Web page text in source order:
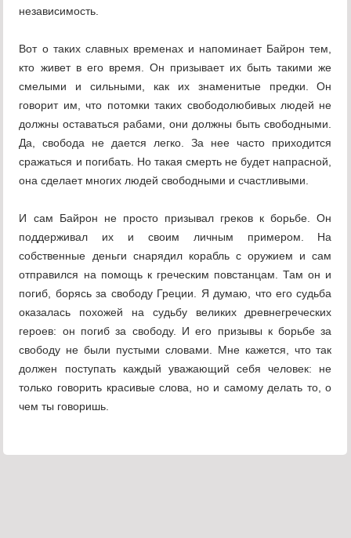
независимость.
Вот о таких славных временах и напоминает Байрон тем,
кто живет в его время. Он призывает их быть такими же
смелыми и сильными, как их знаменитые предки. Он
говорит им, что потомки таких свободолюбивых людей не
должны оставаться рабами, они должны быть свободными.
Да, свобода не дается легко. За нее часто приходится
сражаться и погибать. Но такая смерть не будет напрасной,
она сделает многих людей свободными и счастливыми.
И сам Байрон не просто призывал греков к борьбе. Он
поддерживал их и своим личным примером. На
собственные деньги снарядил корабль с оружием и сам
отправился на помощь к греческим повстанцам. Там он и
погиб, борясь за свободу Греции. Я думаю, что его судьба
оказалась похожей на судьбу великих древнегреческих
героев: он погиб за свободу. И его призывы к борьбе за
свободу не были пустыми словами. Мне кажется, что так
должен поступать каждый уважающий себя человек: не
только говорить красивые слова, но и самому делать то, о
чем ты говоришь.